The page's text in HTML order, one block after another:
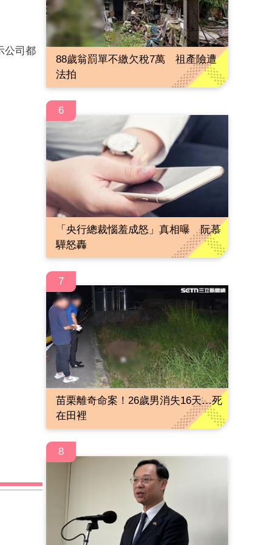
公司都
88歲翁罰單不繳欠稅7萬 祖產險遭
法拍
6
「央行總裁惱羞成怒」真相曝 阮慕
驊怒轟
7
苗栗離奇命案！26歲男消失16天…死
在田裡
8